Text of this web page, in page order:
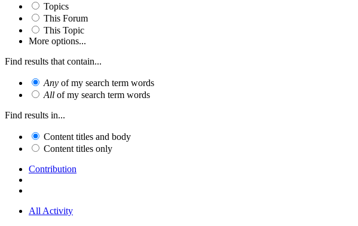
Topics
This Forum
This Topic
More options...
Find results that contain...
Any of my search term words
All of my search term words
Find results in...
Content titles and body
Content titles only
Contribution
All Activity